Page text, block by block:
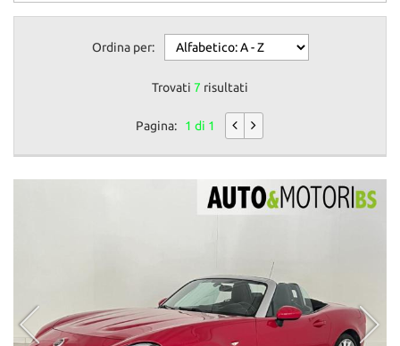
Ordina per:
Trovati 7 risultati
Pagina: 1 di 1